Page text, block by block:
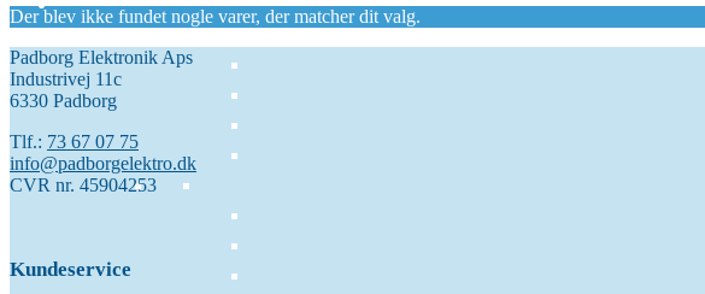
Der blev ikke fundet nogle varer, der matcher dit valg.
Padborg Elektronik Aps
Industrivej 11c
6330 Padborg
Tlf.: 73 67 07 75
info@padborgelektro.dk
CVR nr. 45904253
Kundeservice